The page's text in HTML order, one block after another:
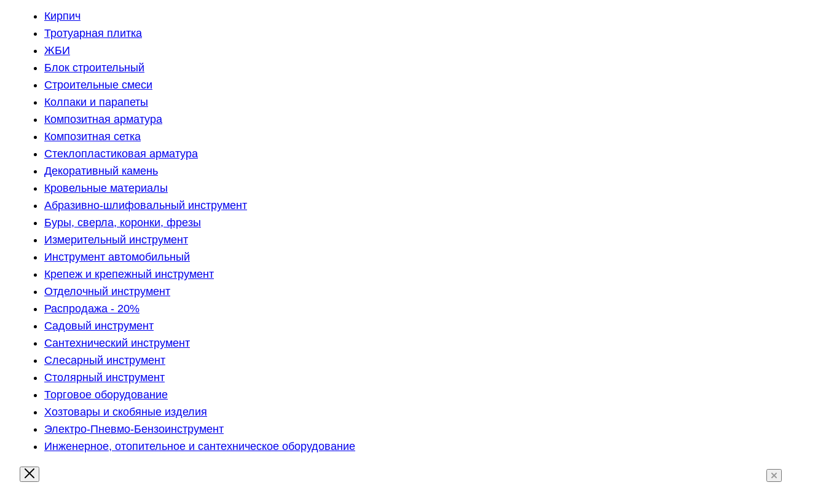
Кирпич
Тротуарная плитка
ЖБИ
Блок строительный
Строительные смеси
Колпаки и парапеты
Композитная арматура
Композитная сетка
Стеклопластиковая арматура
Декоративный камень
Кровельные материалы
Абразивно-шлифовальный инструмент
Буры, сверла, коронки, фрезы
Измерительный инструмент
Инструмент автомобильный
Крепеж и крепежный инструмент
Отделочный инструмент
Распродажа - 20%
Садовый инструмент
Сантехнический инструмент
Слесарный инструмент
Столярный инструмент
Торговое оборудование
Хозтовары и скобяные изделия
Электро-Пневмо-Бензоинструмент
Инженерное, отопительное и сантехническое оборудование